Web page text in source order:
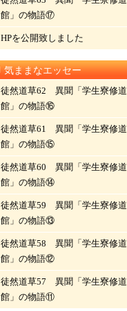
館」の物語⑰
HPを公開致しました
気ままなエッセー
徒然道草62 異聞「学生寮修道
館」の物語⑯
徒然道草61 異聞「学生寮修道
館」の物語⑮
徒然道草60 異聞「学生寮修道
館」の物語⑭
徒然道草59 異聞「学生寮修道
館」の物語⑬
徒然道草58 異聞「学生寮修道
館」の物語⑫
徒然道草57 異聞「学生寮修道
館」の物語⑪